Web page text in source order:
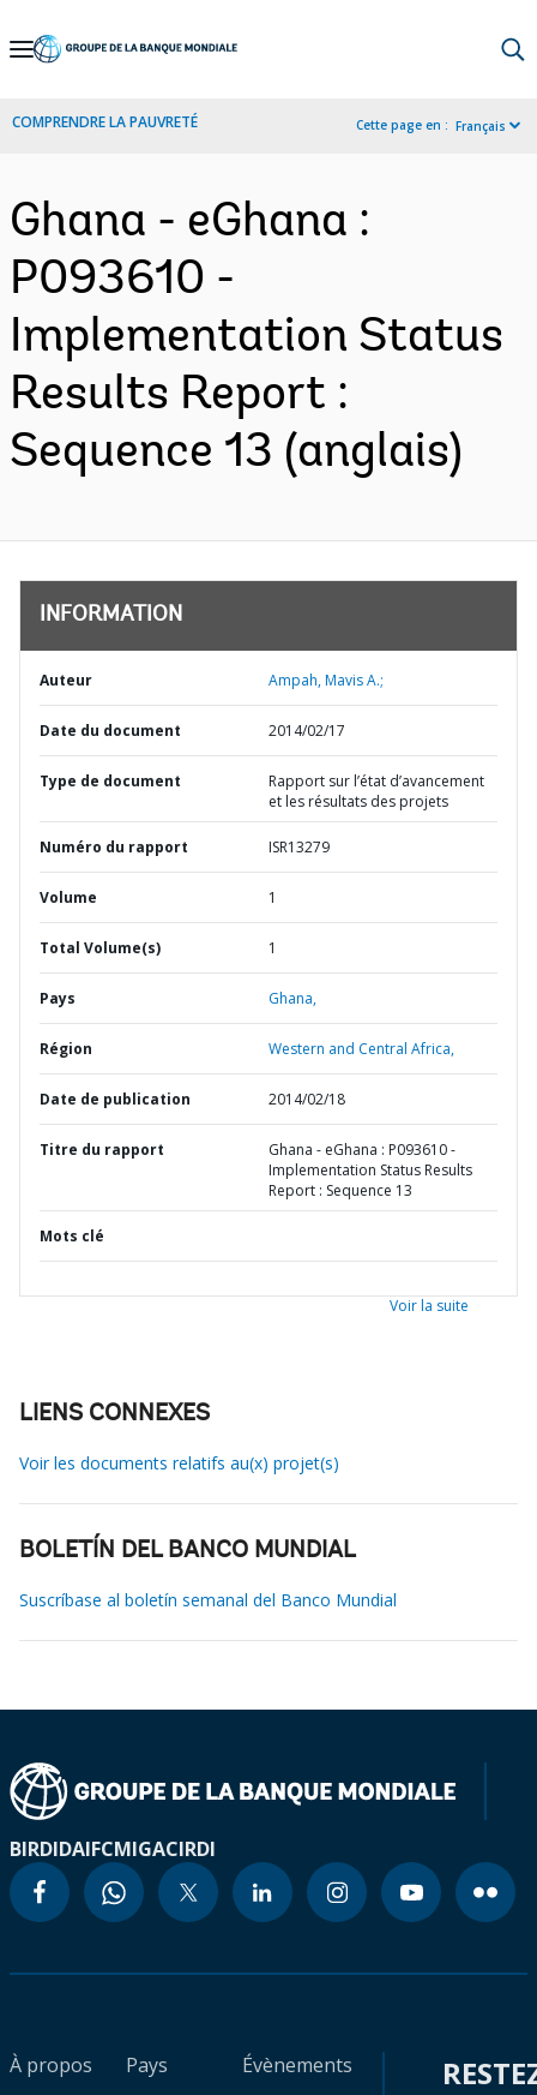
Skip
Navigation
COMPRENDRE LA PAUVRETÉ Cette page en : Français
Ghana - eGhana :
P093610 -
Implementation Status
Results Report :
Sequence 13 (anglais)
INFORMATION
Auteur Ampah, Mavis A.;
Date du document 2014/02/17
Type de document
Rapport sur l’état d’avancement
et les résultats des projets
Numéro du rapport ISR13279
Volume 1
Total Volume(s) 1
Pays Ghana,
Région Western and Central Africa,
Date de publication 2014/02/18
Titre du rapport
Ghana - eGhana : P093610 -
Implementation Status Results
Report : Sequence 13
Mots clé
Voir la suite
LIENS CONNEXES
Voir les documents relatifs au(x) projet(s)
BOLETÍN DEL BANCO MUNDIAL
Suscríbase al boletín semanal del Banco Mundial
BIRDIDAIFCMIGACIRDI
À propos
Pays
Évènements